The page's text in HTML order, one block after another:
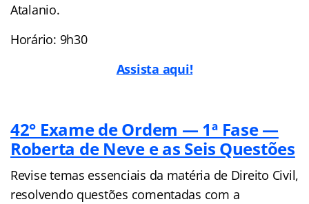
Atalanio.
Horário: 9h30
Assista aqui!
42° Exame de Ordem — 1ª Fase —
Roberta de Neve e as Seis Questões
Revise temas essenciais da matéria de Direito Civil,
resolvendo questões comentadas com a